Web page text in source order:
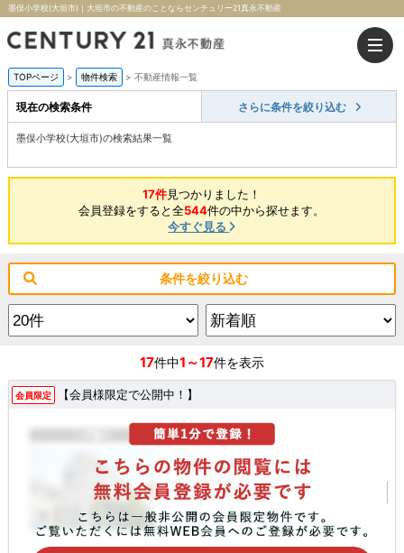
墨俣小学校(大垣市)｜大垣市の不動産のことならセンチュリー21真永不動産
TOPページ > 物件検索 > 不動産情報一覧
現在の検索条件 さらに条件を絞り込む
墨俣小学校(大垣市)の検索結果一覧
17件見つかりました！
会員登録をすると全544件の中から探せます。
今すぐ見る
条件を絞り込む
17件中1～17件を表示
会員限定 【会員様限定で公開中！】